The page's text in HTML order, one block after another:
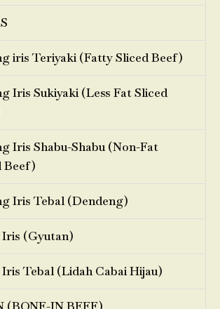
iris Teriyaki (Fatty Sliced Beef)
Iris Sukiyaki (Less Fat Sliced
Iris Shabu-Shabu (Non-Fat
Beef)
Iris Tebal (Dendeng)
(Gyutan)
Tebal (Lidah Cabai Hijau)